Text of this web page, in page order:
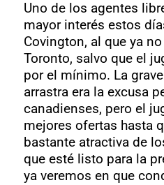
Uno de los agentes
mayor interés estos
Covington, al que ya
Toronto, salvo que el
por el mínimo. La
arrastra era la excusa
canadienses, pero el
mejores ofertas hasta
bastante atractiva de
que esté listo para la
ya veremos en que